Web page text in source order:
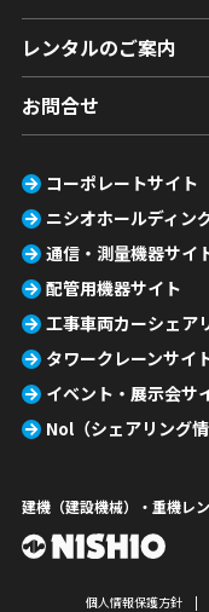
レンタルのご案内
お問合せ
コーポレートサイト
ニシオホールディン
通信・測量機器サイ
配管用機器サイト
工事車両カーシェア
タワークレーンサイ
イベント・展示会サ
Nol（シェアリング情
建機（建設機械）・重機レ
個人情報保護方針